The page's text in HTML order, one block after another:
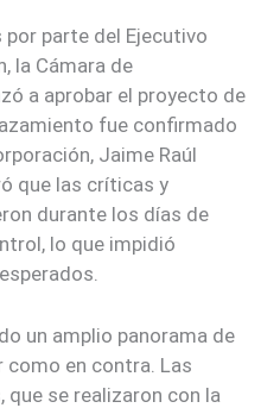
parte del Ejecutivo
la Cámara de
a aprobar el proyecto de
fue confirmado
Jaime Raúl
que las críticas y
durante los días de
lo que impidió
un amplio panorama de
en contra. Las
se realizaron con la